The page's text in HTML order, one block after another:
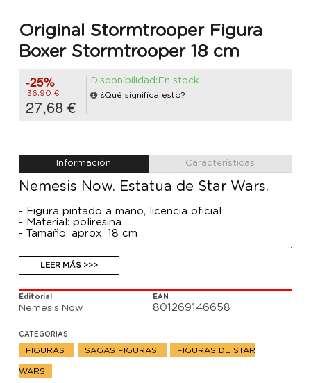
Original Stormtrooper Figura
Boxer Stormtrooper 18 cm
-25%
36,90 €
27,68 €
Disponibilidad:En stock
¿Qué significa esto?
Información Características
Nemesis Now. Estatua de Star Wars.
- Figura pintado a mano, licencia oficial
- Material: poliresina
- Tamaño: aprox. 18 cm
LEER MÁS >>>
Editorial
Nemesis Now
EAN
801269146658
CATEGORIAS
FIGURAS SAGAS FIGURAS FIGURAS DE STAR
WARS